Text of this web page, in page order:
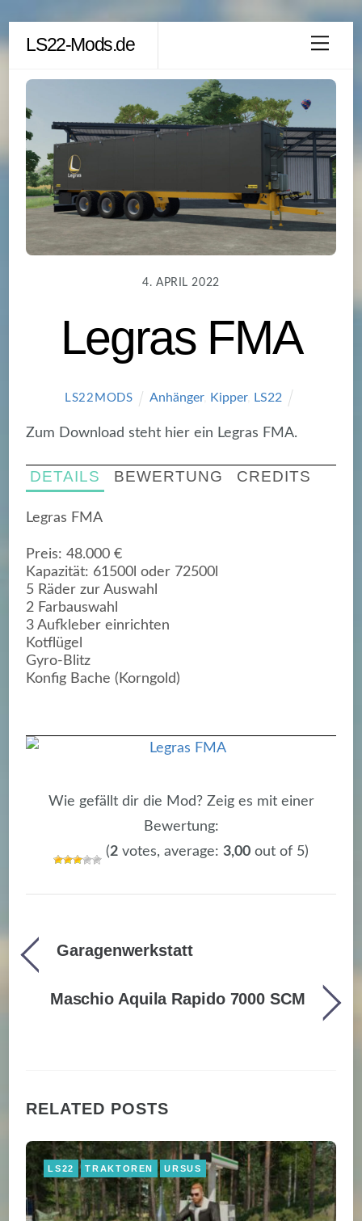
content
LS22-Mods.de
4. APRIL 2022
Legras FMA
LS22MODS Anhänger, Kipper, LS22
Zum Download steht hier ein Legras FMA.
DETAILS BEWERTUNG CREDITS
Legras FMA
Preis: 48.000 €
Kapazität: 61500l oder 72500l
5 Räder zur Auswahl
2 Farbauswahl
3 Aufkleber einrichten
Kotflügel
Gyro-Blitz
Konfig Bache (Korngold)
Wie gefällt dir die Mod? Zeig es mit einer
Bewertung:
(2 votes, average: 3,00 out of 5)
Garagenwerkstatt
Maschio Aquila Rapido 7000 SCM
RELATED POSTS
LS22 TRAKTOREN URSUS